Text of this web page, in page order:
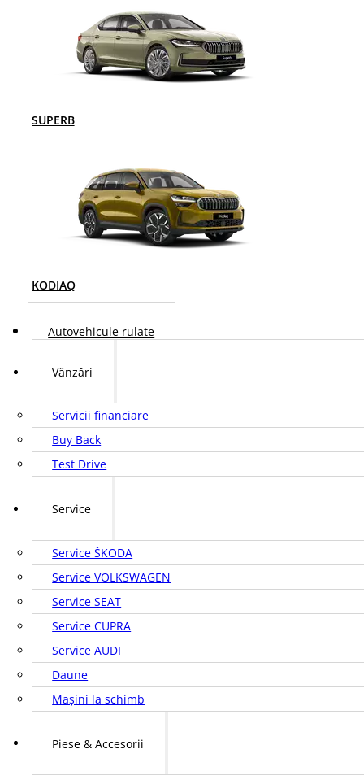
SUPERB
KODIAQ
Autovehicule rulate
Vânzări
Servicii financiare
Buy Back
Test Drive
Service
Service ŠKODA
Service VOLKSWAGEN
Service SEAT
Service CUPRA
Service AUDI
Daune
Mașini la schimb
Piese & Accesorii